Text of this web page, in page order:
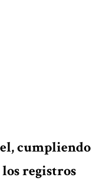
cumpliendo
los registros